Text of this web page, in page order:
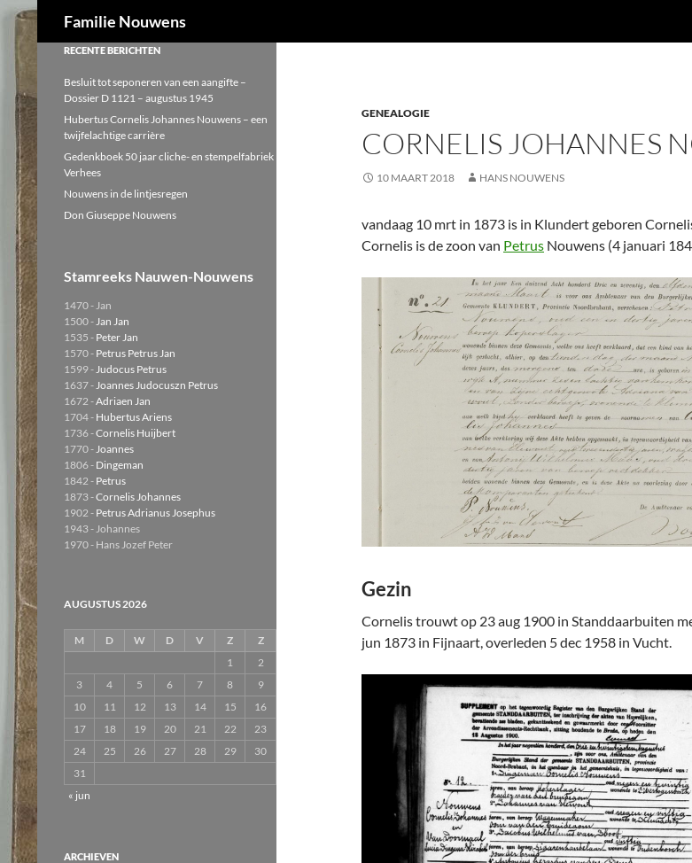
naar
inhoud
Familie Nouwens
GENEALOGIE
CORNELIS JOHANNES
10 MAART 2018 HANS NOUWENS
vandaag 10 mrt in 1873 is in Klundert geboren
Cornelis is de zoon van Petrus Nouwens (4 januari
Gezin
Cornelis trouwt op 23 aug 1900 in Standdaarbuiten
jun 1873 in Fijnaart, overleden 5 dec 1958 in Vucht.
RECENTE BERICHTEN
Besluit tot seponeren van een aangifte –
Dossier D 1121 – augustus 1945
Hubertus Cornelis Johannes Nouwens – een
twijfelachtige carrière
Gedenkboek 50 jaar cliche- en stempelfabriek
Verhees
Nouwens in de lintjesregen
Don Giuseppe Nouwens
Stamreeks Nauwen-Nouwens
1470 - Jan
1500 -Jan Jan
1535 - Peter Jan
1570 - Petrus Petrus Jan
1599 -Judocus Petrus
1637 -Joannes Judocuszn Petrus
1672 -Adriaen Jan
1704 - Hubertus Ariens
1736 -Cornelis Huijbert
1770 -Joannes
1806 - Dingeman
1842 - Petrus
1873 -Cornelis Johannes
1902 - Petrus Adrianus Josephus
1943 - Johannes
1970 - Hans Jozef Peter
AUGUSTUS 2026
M D W D V Z
Z
1
2
3
4 5 6 7 8
9
10
11 12 13 14 15
16
17
18 19 20 21 22
23
24
25 26 27 28 29
30
31
« jun
ARCHIEVEN